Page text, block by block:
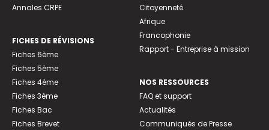
Annales CRPE
FICHES DE RÉVISIONS
Fiches 6ème
Fiches 5ème
Fiches 4ème
Fiches 3ème
Fiches Bac
Fiches Brevet
Citoyenneté
Afrique
Francophonie
Rapport - Entreprise à mission
NOS RESSOURCES
FAQ et support
Actualités
Communiqués de Presse